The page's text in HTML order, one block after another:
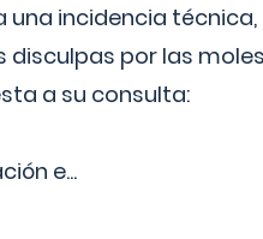
una incidencia
disculpas por las
a su consulta:
e...